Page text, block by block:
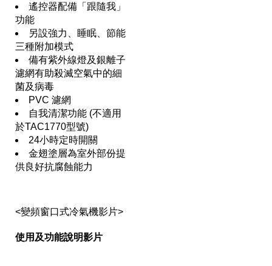
遙控器配備「跟隨我」
功能
另設強力、睡眠、節能
三種附加模式
備有紫外線燈及銀離子
濾網有助殺滅空氣中的細
菌及病毒
PVC 濾網
自我清潔功能 (不適用
於TAC1770型號)
24小時定時開關
金翅塗層為室外部份提
供良好抗腐蝕能力
<變頻窗口式冷氣機影片>
使用及功能說明影片